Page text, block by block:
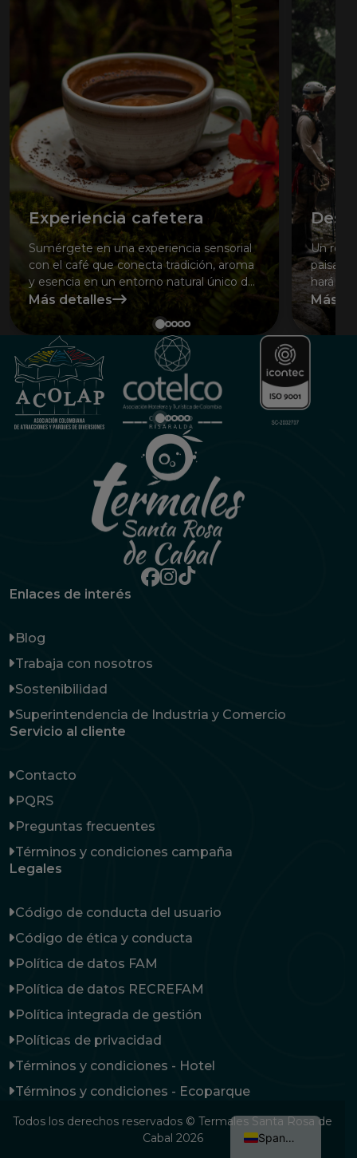
Experiencia cafetera
Sumérgete en una experiencia sensorial
con el café que conecta tradición, aroma
y esencia en un entorno natural único del
Eje Cafetero.
Más detalles
Un
hará
Más
Enlaces de interés
Blog
Trabaja con nosotros
Sostenibilidad
Superintendencia de Industria y Comercio
Servicio al cliente
Contacto
PQRS
Preguntas frecuentes
Términos y condiciones campaña
Legales
Código de conducta del usuario
Código de ética y conducta
Política de datos FAM
Política de datos RECREFAM
Política integrada de gestión
Políticas de privacidad
Términos y condiciones - Hotel
Términos y condiciones - Ecoparque
Todos los derechos reservados © Termales Santa Rosa de
Cabal 2026
Spanish